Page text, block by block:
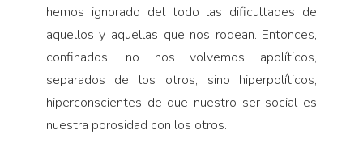
hemos ignorado del todo las dificultades de
aquellos y aquellas que nos rodean. Entonces,
confinados, no nos volvemos apolíticos,
separados de los otros, sino hiperpolíticos,
hiperconscientes de que nuestro ser social es
nuestra porosidad con los otros.